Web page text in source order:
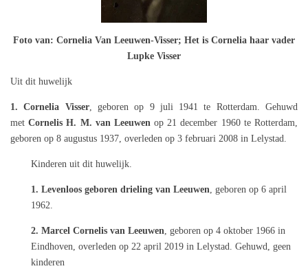
Foto van: Cornelia Van Leeuwen-Visser; Het is Cornelia haar vader
Lupke Visser
Uit dit huwelijk
1. Cornelia Visser, geboren op 9 juli 1941 te Rotterdam. Gehuwd
met Cornelis H. M. van Leeuwen op 21 december 1960 te Rotterdam,
geboren op 8 augustus 1937, overleden op 3 februari 2008 in Lelystad.
Kinderen uit dit huwelijk.
1. Levenloos geboren drieling van Leeuwen , geboren op 6 april
1962.
2. Marcel Cornelis van Leeuwen , geboren op 4 oktober 1966 in
Eindhoven, overleden op 22 april 2019 in Lelystad. Gehuwd, geen
kinderen